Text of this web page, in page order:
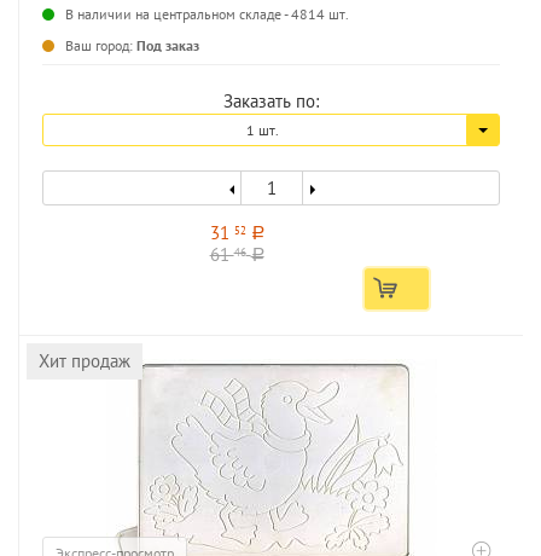
В наличии на центральном складе - 4814 шт.
Ваш город: Под заказ
Заказать по:
1 шт.
31 52 a
6146 a
Хит продаж